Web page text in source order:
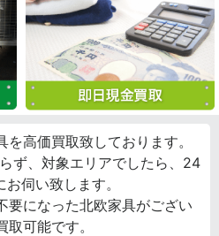
高価買取致しております。
ず、対象エリアでしたら、24
伺い致します。
要になった北欧家具がござい
可能です。